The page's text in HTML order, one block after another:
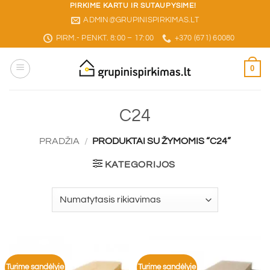
PIRKIME KARTU IR SUTAUPYSIME!
ADMIN@GRUPINISPIRKIMAS.LT
PIRM.- PENKT. 8:00 – 17:00 +370 (671) 60080
0
C24
PRADŽIA / PRODUKTAI SU ŽYMOMIS “C24”
KATEGORIJOS
Turime sandėlyje Turime sandėlyje